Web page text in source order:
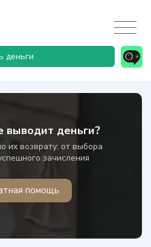
деньги
выводит деньги?
их возврату: от выбора
зачисления
помощь